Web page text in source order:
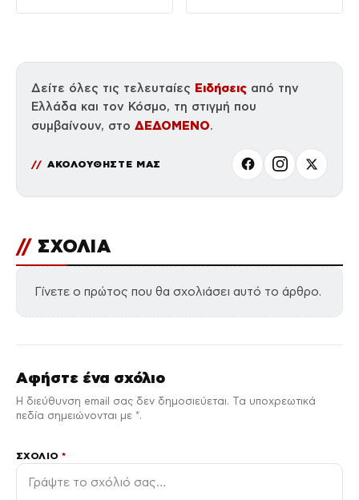
Δείτε όλες τις τελευταίες Ειδήσεις από την
Ελλάδα και τον Κόσμο, τη στιγμή που
συμβαίνουν, στο ΔΕΔΟΜΕΝΟ.
ΑΚΟΛΟΥΘΗΣΤΕ ΜΑΣ
// ΣΧΟΛΙΑ
Γίνετε ο πρώτος που θα σχολιάσει αυτό το άρθρο.
Αφήστε ένα σχόλιο
Η διεύθυνση email σας δεν δημοσιεύεται. Τα υποχρεωτικά
πεδία σημειώνονται με *.
ΣΧΌΛΙΟ*